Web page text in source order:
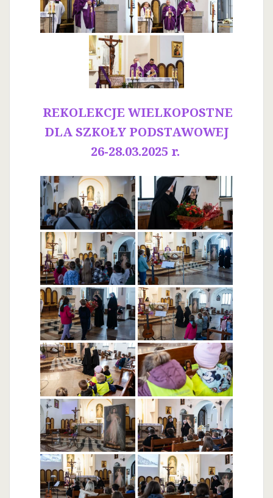
REKOLEKCJE WIELKOPOSTNE
DLA SZKOŁY PODSTAWOWEJ
26-28.03.2025 r.